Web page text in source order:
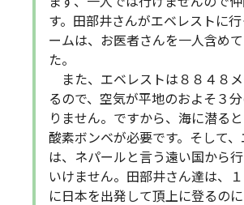
す。田部井さんがエベレストに
ームは、お医者さんを一人含め
た。
また、エベレストは８８４８
るので、空気が平地のおよそ３
りません。ですから、海に潜る
酸素ボンベが必要です。そして
は、ネパールと言う遠い国から
いけません。田部井さん達は、
に日本を出発して頂上に登るの